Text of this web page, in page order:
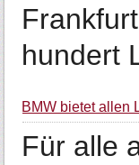
hundert
BMW bietet allen
Für alle